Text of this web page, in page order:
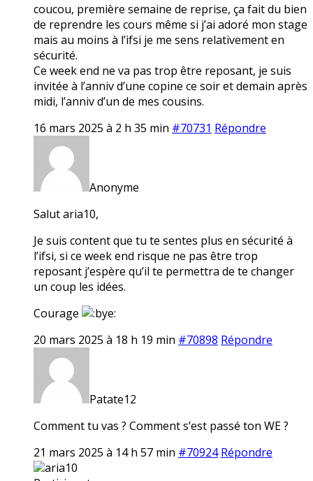
coucou, première semaine de reprise, ça fait du bien
de reprendre les cours même si j’ai adoré mon stage
mais au moins à l’ifsi je me sens relativement en
sécurité.
Ce week end ne va pas trop être reposant, je suis
invitée à l’anniv d’une copine ce soir et demain après
midi, l’anniv d’un de mes cousins.
16 mars 2025 à 2 h 35 min #70731 Répondre
Anonyme
Salut aria10,
Je suis content que tu te sentes plus en sécurité à
l’ifsi, si ce week end risque ne pas être trop
reposant j’espère qu’il te permettra de te changer
un coup les idées.
Courage
20 mars 2025 à 18 h 19 min #70898 Répondre
Patate12
Comment tu vas ? Comment s’est passé ton WE ?
21 mars 2025 à 14 h 57 min #70924 Répondre
aria10